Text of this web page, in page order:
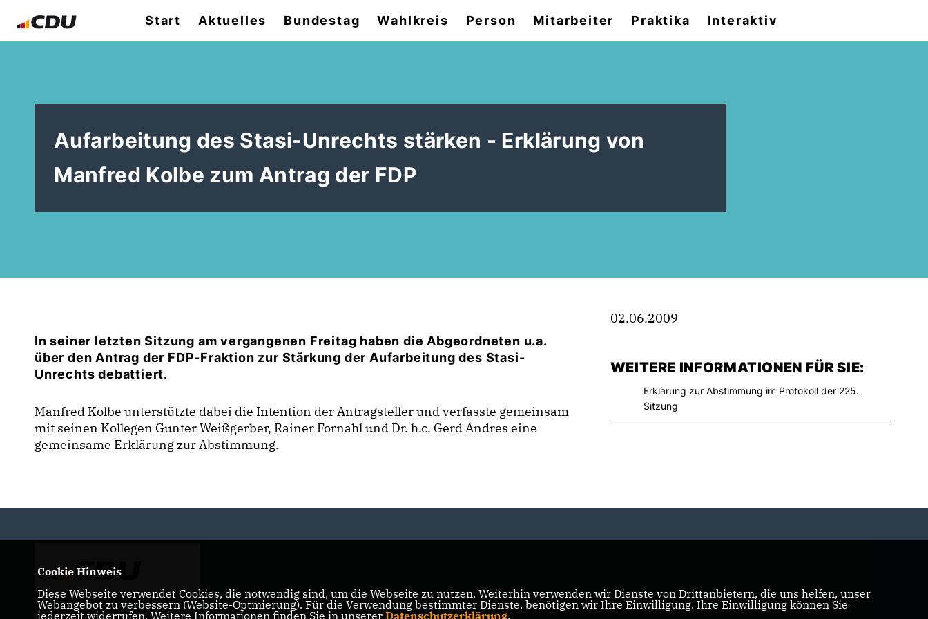
Start Aktuelles Bundestag Wahlkreis Person Mitarbeiter Praktika Interaktiv
Aufarbeitung des Stasi-Unrechts stärken - Erklärung von
Manfred Kolbe zum Antrag der FDP
In seiner letzten Sitzung am vergangenen Freitag haben die Abgeordneten u.a.
über den Antrag der FDP-Fraktion zur Stärkung der Aufarbeitung des Stasi-
Unrechts debattiert.
Manfred Kolbe unterstützte dabei die Intention der Antragsteller und verfasste gemeinsam
mit seinen Kollegen Gunter Weißgerber, Rainer Fornahl und Dr. h.c. Gerd Andres eine
gemeinsame Erklärung zur Abstimmung.
02.06.2009
WEITERE INFORMATIONEN FÜR SIE:
Erklärung zur Abstimmung im Protokoll der 225.
Sitzung
Cookie Hinweis
Diese Webseite verwendet Cookies, die notwendig sind, um die Webseite zu nutzen. Weiterhin verwenden wir Dienste von Drittanbietern, die uns helfen, unser
Webangebot zu verbessern (Website-Optmierung). Für die Verwendung bestimmter Dienste, benötigen wir Ihre Einwilligung. Ihre Einwilligung können Sie
jederzeit widerrufen. Weitere Informationen finden Sie in unserer Datenschutzerklärung.